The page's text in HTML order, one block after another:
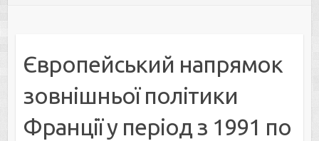
Європейський напрямок
зовнішньої політики
Франції у період з 1991 по